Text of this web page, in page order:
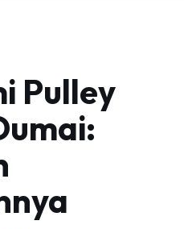
Pulley